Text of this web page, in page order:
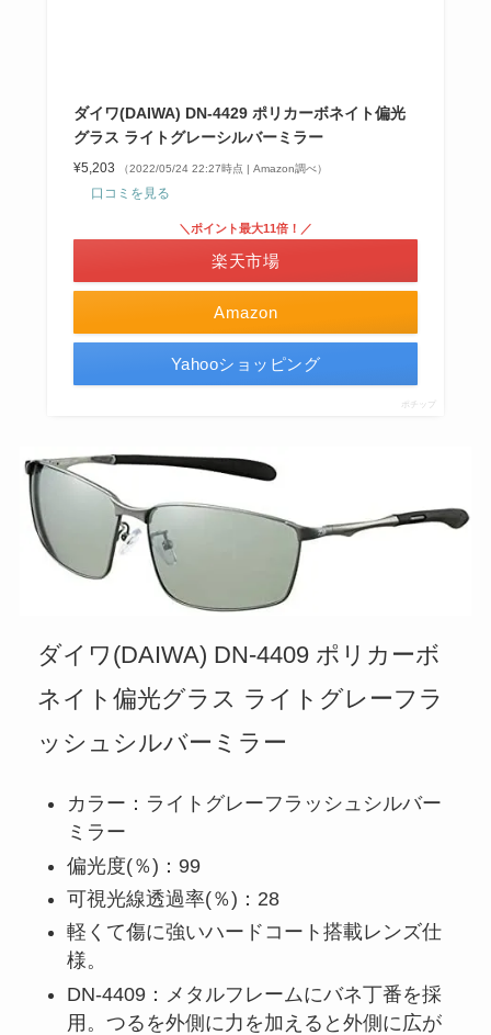
ダイワ(DAIWA) DN-4429 ポリカーボネイト偏光
グラス ライトグレーシルバーミラー
¥5,203 （2022/05/24 22:27時点 | Amazon調べ）
口コミを見る
Amazon
＼ポイント最大11倍！／
楽天市場
Yahooショッピング
ポチップ
ダイワ(DAIWA) DN-4409 ポリカーボ
ネイト偏光グラス ライトグレーフラ
ッシュシルバーミラー
カラー：ライトグレーフラッシュシルバー
ミラー
偏光度(％)：99
可視光線透過率(％)：28
軽くて傷に強いハードコート搭載レンズ仕
様。
DN-4409：メタルフレームにバネ丁番を採
用。つるを外側に力を加えると外側に広が